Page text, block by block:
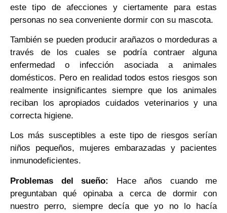
este tipo de afecciones y ciertamente para estas
personas no sea conveniente dormir con su mascota.
También se pueden producir arañazos o mordeduras a
través de los cuales se podría contraer alguna
enfermedad o infección asociada a animales
domésticos. Pero en realidad todos estos riesgos son
realmente insignificantes siempre que los animales
reciban los apropiados cuidados veterinarios y una
correcta higiene.
Los más susceptibles a este tipo de riesgos serían
niños pequeños, mujeres embarazadas y pacientes
inmunodeficientes.
Problemas del sueño:
Hace años cuando me
preguntaban qué opinaba a cerca de dormir con
nuestro perro, siempre decía que yo no lo hacía